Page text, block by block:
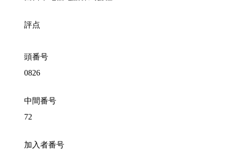
評点
頭番号
0826
中間番号
72
加入者番号